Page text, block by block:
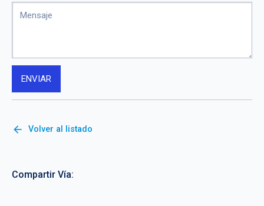
arrow_back Volver al listado
Compartir Vía: